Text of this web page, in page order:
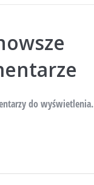
do wyświetlenia.